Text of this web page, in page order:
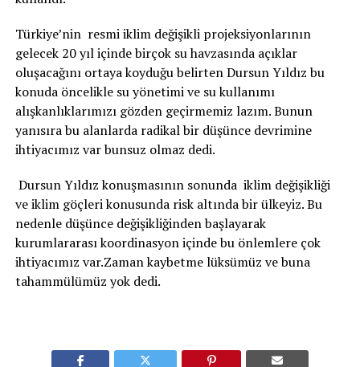
Türkiye’nin resmi iklim değişikli projeksiyonlarının
gelecek 20 yıl içinde birçok su havzasında açıklar
oluşacağını ortaya koyduğu belirten Dursun Yıldız bu
konuda öncelikle su yönetimi ve su kullanımı
alışkanlıklarımızı gözden geçirmemiz lazım. Bunun
yanısıra bu alanlarda radikal bir düşünce devrimine
ihtiyacımız var bunsuz olmaz dedi.
Dursun Yıldız konuşmasının sonunda iklim değişikliği
ve iklim göçleri konusunda risk altında bir ülkeyiz. Bu
nedenle düşünce değişikliğinden başlayarak
kurumlararası koordinasyon içinde bu önlemlere çok
ihtiyacımız var.Zaman kaybetme lüksümüz ve buna
tahammülümüz yok dedi.